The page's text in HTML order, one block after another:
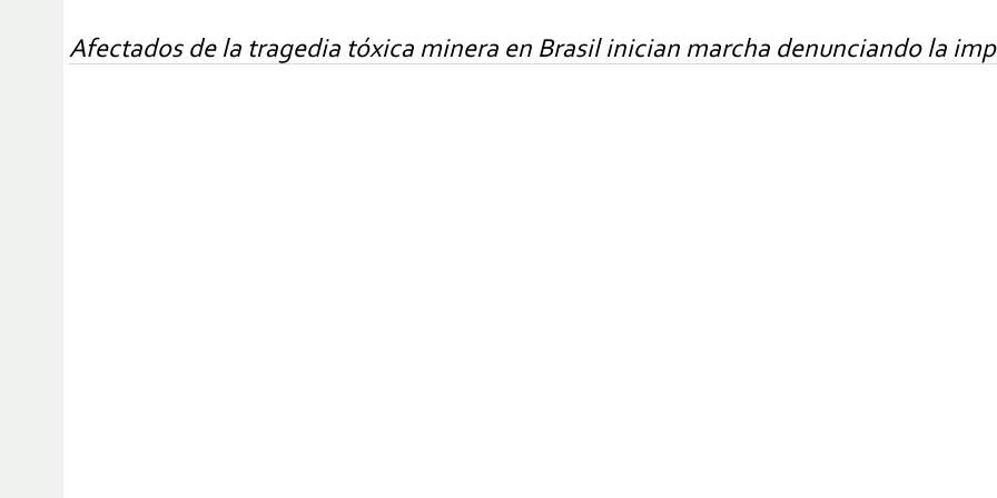
Afectados de la tragedia tóxica minera en Brasil inician marcha denunciando la